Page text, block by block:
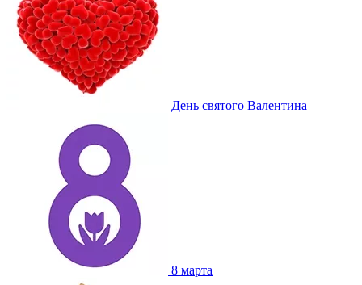
День святого Валентина
8 марта